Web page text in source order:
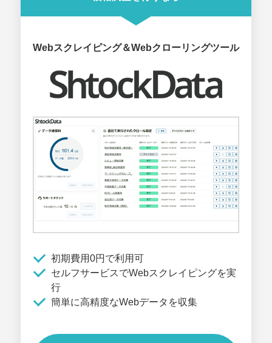
Webスクレイピング＆Webクローリングツール
初期費用0円で利用可
セルフサービスでWebスクレイピングを実
行
簡単に高精度なWebデータを収集